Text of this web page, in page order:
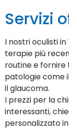
Servizi
I nostri oculisti
terapie più
routine e
patologie come
il glaucoma.
I prezzi per la
interessanti,
personalizzato